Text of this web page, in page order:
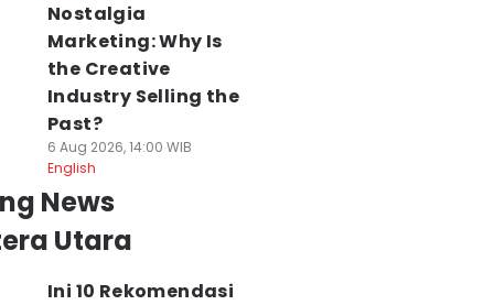
Nostalgia
Marketing: Why Is
the Creative
Industry Selling the
Past?
6 Aug 2026, 14:00 WIB
English
News
Utara
Ini 10 Rekomendasi